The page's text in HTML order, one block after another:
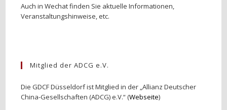
Auch in Wechat finden Sie aktuelle Informationen,
Veranstaltungshinweise, etc.
Mitglied der ADCG e.V.
Die GDCF Düsseldorf ist Mitglied in der „Allianz Deutscher
China-Gesellschaften (ADCG) e.V.“ (Webseite)